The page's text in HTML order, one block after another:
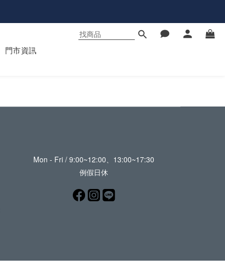
門市資訊
Mon - Fri / 9:00~12:00、13:00~17:30
例假日休